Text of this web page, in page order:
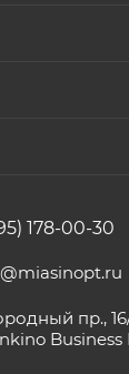
178-00-30
пр.,